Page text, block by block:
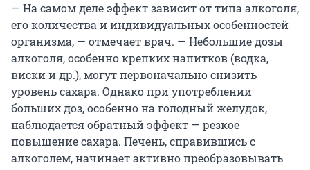
— На самом деле эффект зависит от типа алкоголя,
его количества и индивидуальных особенностей
организма, — отмечает врач. — Небольшие дозы
алкоголя, особенно крепких напитков (водка,
виски и др.), могут первоначально снизить
уровень сахара. Однако при употреблении
больших доз, особенно на голодный желудок,
наблюдается обратный эффект — резкое
повышение сахара. Печень, справившись с
алкоголем, начинает активно преобразовывать